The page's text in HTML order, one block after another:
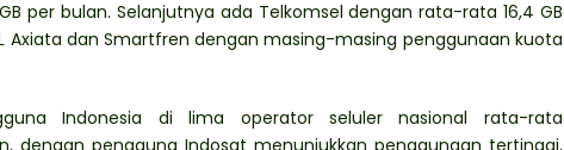
per bulan. Selanjutnya ada Telkomsel dengan rata-rata 16,4 GB
Axiata dan Smartfren dengan masing-masing penggunaan kuota
Indonesia di lima operator seluler nasional rata-rata
dengan pengguna Indosat menunjukkan penggunaan tertinggi,